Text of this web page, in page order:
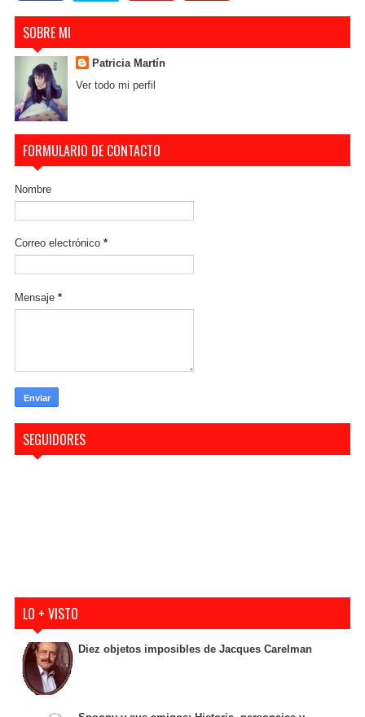
SOBRE MI
Patricia Martín
Ver todo mi perfil
FORMULARIO DE CONTACTO
Nombre
Correo electrónico *
Mensaje *
SEGUIDORES
LO + VISTO
Diez objetos imposibles de Jacques Carelman